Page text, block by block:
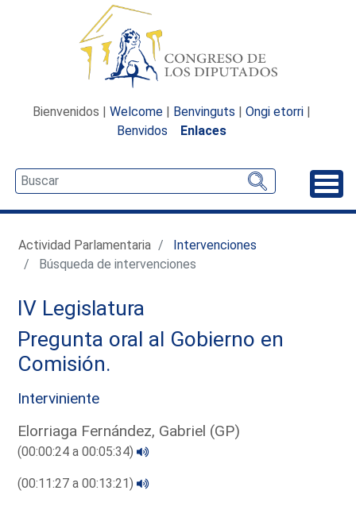
Bienvenidos | Welcome | Benvinguts | Ongi etorri |
Benvidos
Enlaces
Actividad Parlamentaria
Intervenciones
Búsqueda de intervenciones
IV Legislatura
Pregunta oral al Gobierno en
Comisión.
Interviniente
Elorriaga Fernández, Gabriel (GP)
(00:00:24 a 00:05:34)
(00:11:27 a 00:13:21)